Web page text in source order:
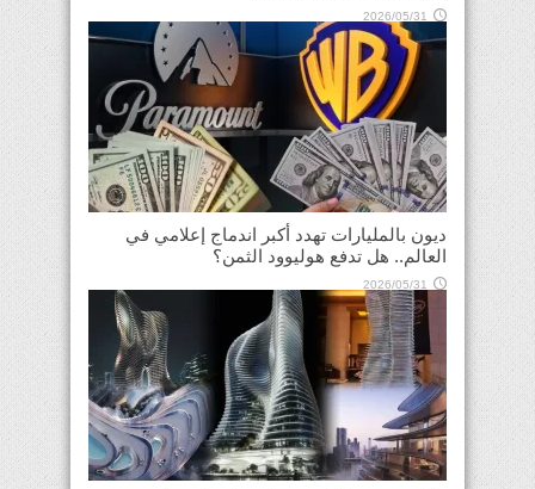
2026/05/31
ديون بالمليارات تهدد أكبر اندماج إعلامي في
العالم.. هل تدفع هوليوود الثمن؟
2026/05/31